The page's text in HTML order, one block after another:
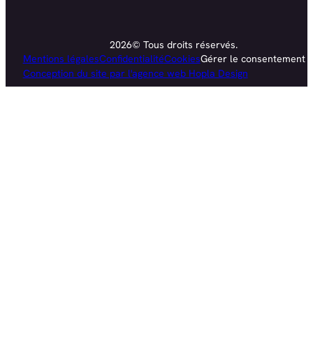
2026© Tous droits réservés.
Mentions légalesConfidentialitéCookiesGérer le consentement
Conception du site par l'agence web Hopla Design